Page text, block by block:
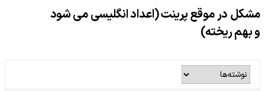
مشکل در موقع پرینت (اعداد انگلیسی می شود
و بهم ریخته)